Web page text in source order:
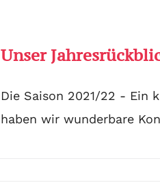
Unser
Die Saison 2021/22 - Ein
haben wir wunderbare